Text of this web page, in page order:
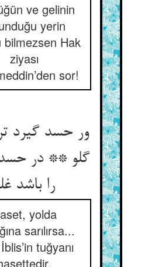
ve gelinin
yerin
bilmezsen Hak
ziyası
sor!
ور حسد گیرد
گلو ** در
را باشد
yolda
sarılırsa...
tuğyanı